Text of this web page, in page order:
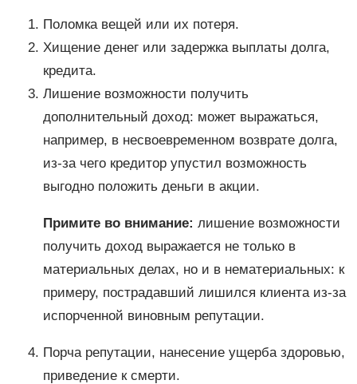
Поломка вещей или их потеря.
Хищение денег или задержка выплаты долга,
кредита.
Лишение возможности получить
дополнительный доход: может выражаться,
например, в несвоевременном возврате долга,
из-за чего кредитор упустил возможность
выгодно положить деньги в акции.
Примите во внимание: лишение возможности
получить доход выражается не только в
материальных делах, но и в нематериальных: к
примеру, пострадавший лишился клиента из-за
испорченной виновным репутации.
Порча репутации, нанесение ущерба здоровью,
приведение к смерти.